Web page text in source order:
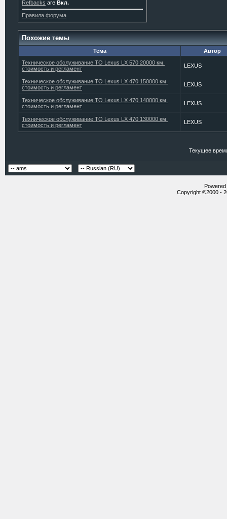
Refbacks are Вкл.
Правила форума
Похожие темы
Тема
Автор
Техническое обслуживание ТО Lexus LX 570 20000 км.
стоимость и регламент
LEXUS
Техническое обслуживание ТО Lexus LX 470 150000 км.
стоимость и регламент
LEXUS
Техническое обслуживание ТО Lexus LX 470 140000 км.
стоимость и регламент
LEXUS
Техническое обслуживание ТО Lexus LX 470 130000 км.
стоимость и регламент
LEXUS
Текущее
Copyright ©2000 -